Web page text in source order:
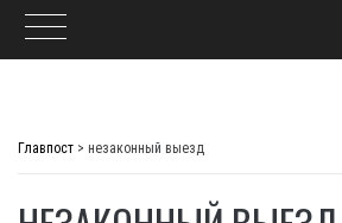
Главпост > незаконный выезд